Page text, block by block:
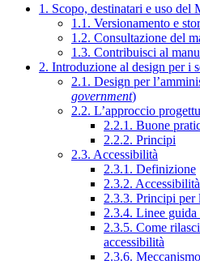
1. Scopo, destinatari e uso del
1.1. Versionamento e
1.2. Consultazione del
1.3. Contribuisci al
2. Introduzione al design per i
2.1. Design per
government)
2.2. L’approccio
2.2.1. Buone
2.2.2. Principi
2.3. Accessibilità
2.3.1. Definizione
2.3.2.
2.3.3. Principi per
2.3.4. Linee guida
2.3.5. Come
accessibilità
2.3.6.